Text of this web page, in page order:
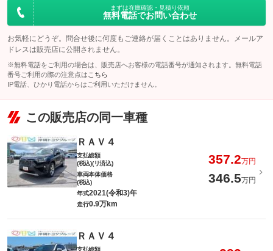
まずは在庫確認・見積り依頼
無料電話でお問い合わせ
お気軽にどうぞ。問合せ後に何度もご連絡が届くことはありません。メールア
ドレスは販売店に公開されません。
※無料電話をご利用の場合は、販売店へお客様の電話番号が通知されます。無料電話
番号ご利用の際の注意点は こちら
IP電話、ひかり電話からはご利用いただけません。
この販売店の同一車種
ＲＡＶ４
支払総額
(税込)(リ済込)
357.2万円
車両本体価格
(税込)
346.5万円
年式2021(令和3)年
走行0.9万km
ＲＡＶ４
支払総額